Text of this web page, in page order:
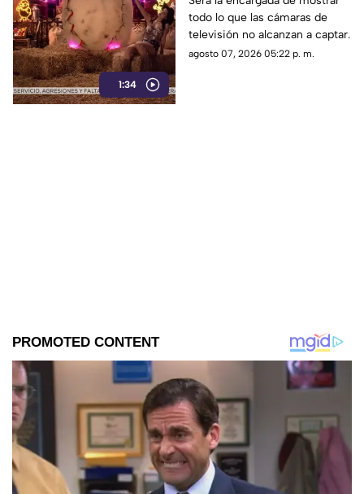
1:34
La Granja VIP
todo lo que las cámaras de
televisión no alcanzan a captar.
agosto 07, 2026 05:22 p. m.